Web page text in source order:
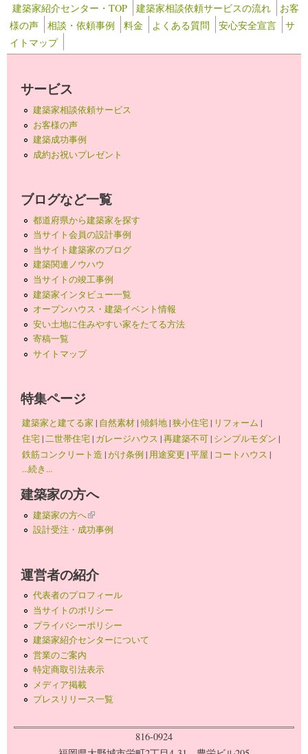
建築家紹介センター・TOP 建築家相談依頼サービスの流れ
お客
様の声
相談・依頼事例 料金 よくある質問 安心安全宣言
サ
イトマップ
サービス
建築家相談依頼サービス
お客様の声
建築成功事例
成約お祝いプレゼント
ブログなど一覧
都道府県から建築家を探す
当サイト会員の設計事例
当サイト建築家のブログ
建築関連ノウハウ
当サイトの竣工事例
建築家インタビュー一覧
オープンハウス・建築イベント情報
安い土地に住みやすい家をたてる方法
寄稿一覧
サイトマップ
特集ページ
建築家と建てる家 | 自然素材|傾斜地|狭小住宅| リフォーム |
住宅|二世帯住宅| ガレージハウス |再建築不可| シンプルモダン |
鉄筋コンクリート造 |がけ条例 | 用途変更 |平屋 | コートハウス |
...続き...
建築家の方へ
建築家の方へ(link is external)
設計受注・成功事例
運営者の紹介
代表者のプロフィール
当サイトのポリシー
プライバシーポリシー
建築家紹介センターについて
営業のご案内
特定商取引法表示
メディア掲載
プレスリリース一覧
816-0924